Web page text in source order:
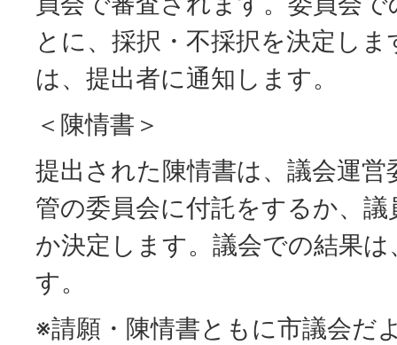
とに、採択・不採択を決定し
は、提出者に通知します。
＜陳情書＞
提出された陳情書は、議会運営
管の委員会に付託をするか、
か決定します。議会での結果
す。
※請願・陳情書ともに市議会だ